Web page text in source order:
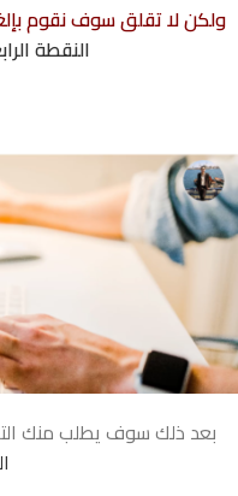
ولكن لا تقلق سوف نقوم
النقطة
بعد ذلك سوف يطلب منك